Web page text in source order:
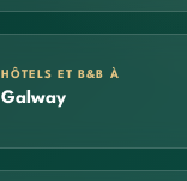
HÔTELS ET B&B À
Galway